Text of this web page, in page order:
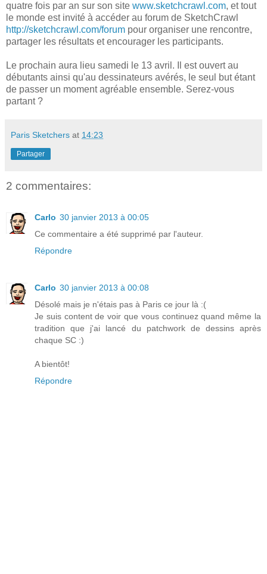
quatre fois par an sur son site www.sketchcrawl.com, et tout
le monde est invité à accéder au forum de SketchCrawl
http://sketchcrawl.com/forum pour organiser une rencontre,
partager les résultats et encourager les participants.
Le prochain aura lieu samedi le 13 avril. Il est ouvert au
débutants ainsi qu'au dessinateurs avérés, le seul but étant
de passer un moment agréable ensemble. Serez-vous
partant ?
Paris Sketchers at 14:23
Partager
2 commentaires:
Carlo 30 janvier 2013 à 00:05
Ce commentaire a été supprimé par l'auteur.
Répondre
Carlo 30 janvier 2013 à 00:08
Désolé mais je n'étais pas à Paris ce jour là :(
Je suis content de voir que vous continuez quand même la
tradition que j'ai lancé du patchwork de dessins après
chaque SC :)
A bientôt!
Répondre